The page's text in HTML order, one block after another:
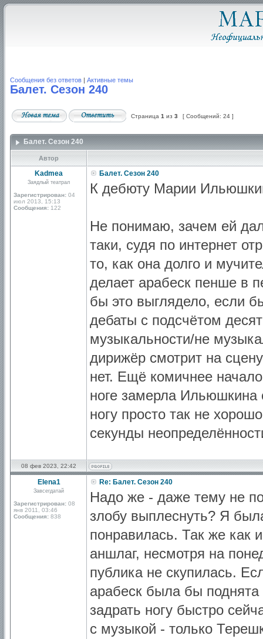
Сообщения без ответов | Активные темы
Балет. Сезон 240
Страница 1 из 3 [ Сообщений: 24 ]
Балет. Сезон 240
Автор
Kadmea
Заядлый театрал
Зарегистрирован: 04
июл 2013, 15:13
Сообщения: 122
Балет. Сезон 240
К дебюту Марии
Не понимаю, зачем ей
таки, судя по интернет
то, как она долго и
делает арабеск пенше в
бы это выглядело, если
дебаты с подсчётом
музыкальности/не
дирижёр смотрит на
нет. Ещё комичнее
ноге замерла Ильюшкина
ногу просто так не
секунды
08 фев 2023, 22:42
Elena1
Завсегдатай
Зарегистрирован: 08
янв 2011, 03:46
Сообщения: 838
Re: Балет. Сезон 240
Надо же - даже тему не
злобу выплеснуть? Я
понравилась. Так же как
аншлаг, несмотря на
публика не скупилась.
арабеск была бы
задрать ногу быстро
с музыкой - только